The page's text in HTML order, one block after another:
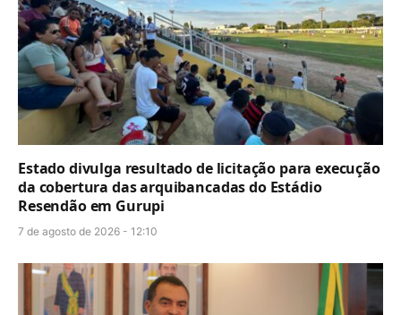
Estado divulga resultado de licitação para execução
da cobertura das arquibancadas do Estádio
Resendão em Gurupi
7 de agosto de 2026 - 12:10